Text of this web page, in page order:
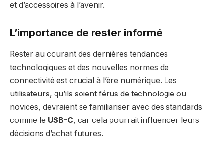
et d’accessoires à l’avenir.
L’importance de rester informé
Rester au courant des dernières tendances
technologiques et des nouvelles normes de
connectivité est crucial à l’ère numérique. Les
utilisateurs, qu’ils soient férus de technologie ou
novices, devraient se familiariser avec des standards
comme le USB-C, car cela pourrait influencer leurs
décisions d’achat futures.